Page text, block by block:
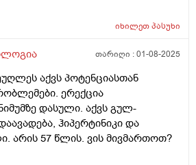
ამის გამო 19 წლამდე
თუ არა იმ ყველაფერს რაც
მქონდა სექსი მაგრამ საერთოდ
ვერც ფიზიკურად ვერც
ერთი ბიჭი და ძლიერი
ძალიანაც მომწონს და
მხოლოდ იმშემთხვევაში
იხილეთპასუხი
თარიღი :01-08-2025
აქვს პოტენციასთან
ერექცია
დასული. აქვს გულ-
ჰიპერტინიკი და
არის 57 წლის. ვის მივმართოთ?